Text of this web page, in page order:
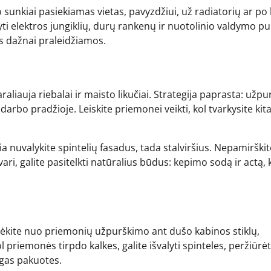
pasiekiamas vietas, pavyzdžiui, už radiatorių ar po
elektros jungiklių, durų rankenų ir nuotolinio valdymo
dažnai praleidžiamos.
riebalai ir maisto likučiai. Strategija paprasta:
pradžioje. Leiskite priemonei veikti, kol tvarkysite
nuvalykite spintelių fasadus, tada stalviršius.
galite pasitelkti natūralius būdus: kepimo sodą ir actą,
nuo priemonių užpurškimo ant dušo kabinos stiklų,
tirpdo kalkes, galite išvalyti spinteles,
pakuotes.